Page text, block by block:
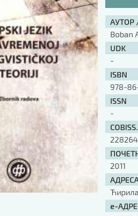
АУТОР
Boban
UDK
-
ISBN
978-
ISSN
-
2011
е-